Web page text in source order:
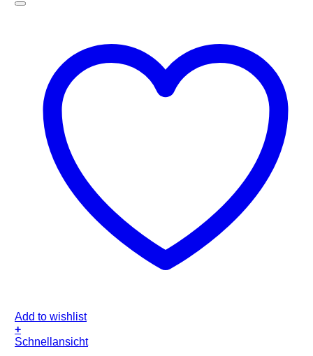
Add to wishlist
+
Schnellansicht